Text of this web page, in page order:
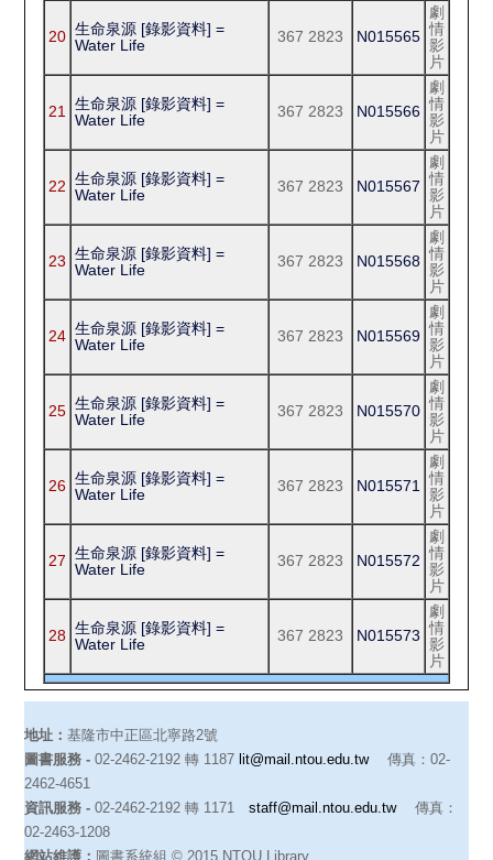
20 生命泉源 [錄影資料] =
Water Life
367 2823 N015565
劇
情
影
片
21
生命泉源 [錄影資料] =
Water Life
367 2823 N015566
劇
情
影
片
22 生命泉源 [錄影資料] =
Water Life
367 2823 N015567
劇
情
影
片
23 生命泉源 [錄影資料] =
Water Life
367 2823 N015568
劇
情
影
片
24 生命泉源 [錄影資料] =
Water Life
367 2823 N015569
劇
情
影
片
25 生命泉源 [錄影資料] =
Water Life
367 2823 N015570
劇
情
影
片
26 生命泉源 [錄影資料] =
Water Life
367 2823 N015571
劇
情
影
片
27 生命泉源 [錄影資料] =
Water Life
367 2823 N015572
劇
情
影
片
28 生命泉源 [錄影資料] =
Water Life
367 2823 N015573
劇
情
影
片
地址：基隆市中正區北寧路2號
圖書服務 -02-2462-2192 轉 1187 lit@mail.ntou.edu.tw傳真：02-
2462-4651
資訊服務 -02-2462-2192 轉 1171staff@mail.ntou.edu.tw傳真：
02-2463-1208
網站維護： 圖書系統組 © 2015 NTOU Library